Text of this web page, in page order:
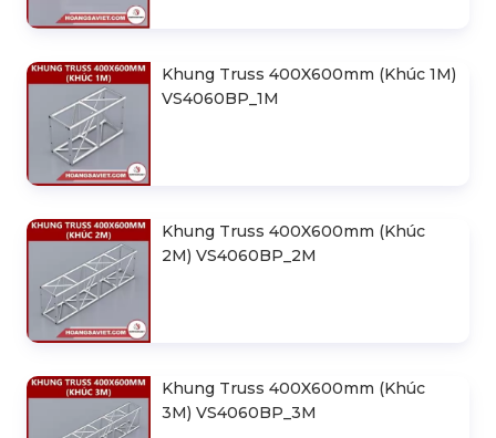
Khung Truss 400X600mm (Khúc 1M)
VS4060BP_1M
Khung Truss 400X600mm (Khúc
2M) VS4060BP_2M
Khung Truss 400X600mm (Khúc
3M) VS4060BP_3M